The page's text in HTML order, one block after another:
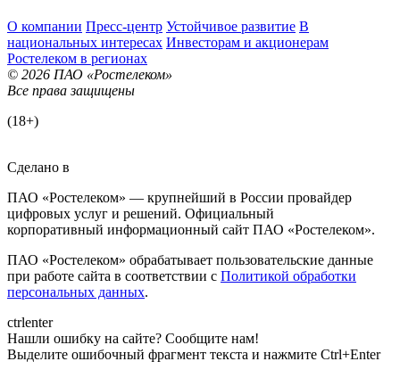
О компании Пресс-центр Устойчивое развитие В
национальных интересах Инвесторам и акционерам
Ростелеком в регионах
© 2026 ПАО «Ростелеком»
Все права защищены
(18+)
Сделано в
ПАО «Ростелеком» — крупнейший в России провайдер
цифровых услуг и решений. Официальный
корпоративный информационный сайт ПАО «Ростелеком».
ПАО «Ростелеком» обрабатывает пользовательские данные
при работе сайта в соответствии с Политикой обработки
персональных данных.
ctrlenter
Нашли ошибку на сайте? Сообщите нам!
Выделите ошибочный фрагмент текста и нажмите Ctrl+Enter